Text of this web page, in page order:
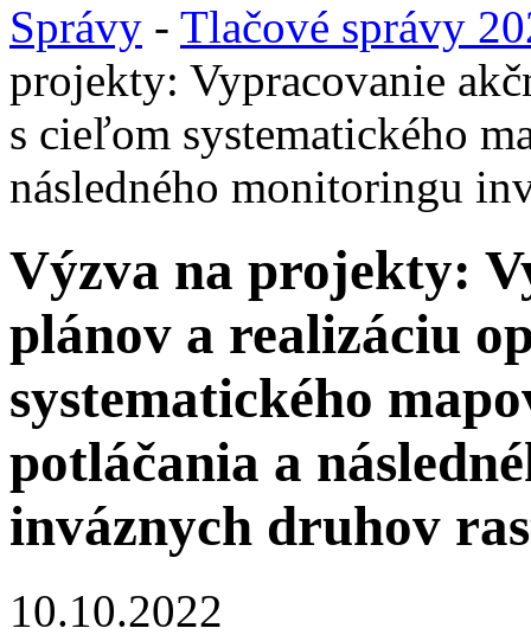
Správy - Tlačové správy
projekty: Vypracovanie
s cieľom systematického
následného monitoringu
Výzva na projekty:
plánov a realizáciu
systematického
potláčania a
inváznych druhov
10.10.2022